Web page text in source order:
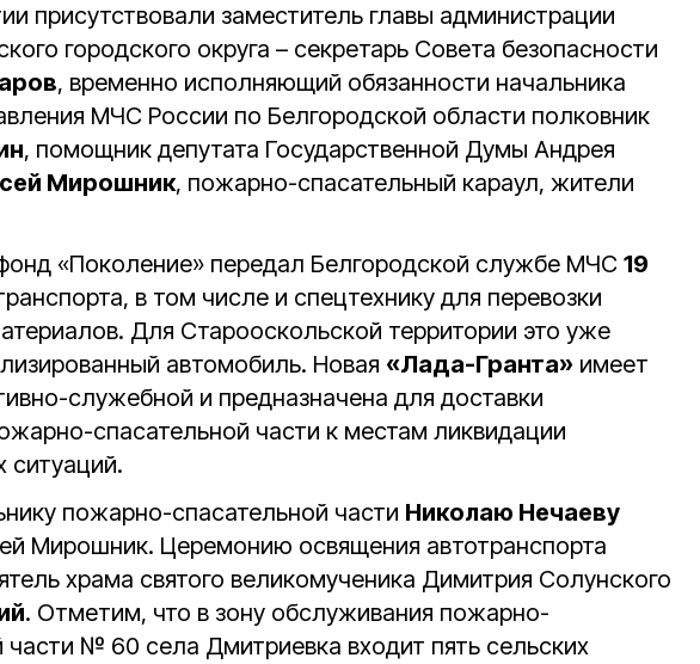
присутствовали заместитель главы администрации
городского округа – секретарь Совета безопасности
, временно исполняющий обязанности начальника
МЧС России по Белгородской области полковник
, помощник депутата Государственной Думы Андрея
Мирошник, пожарно-спасательный караул, жители
«Поколение» передал Белгородской службе МЧС 19
в том числе и спецтехнику для перевозки
Для Старооскольской территории это уже
автомобиль. Новая «Лада-Гранта» имеет
служебной и предназначена для доставки
спасательной части к местам ликвидации
ситуаций.
пожарно-спасательной части Николаю Нечаеву
Мирошник. Церемонию освящения автотранспорта
храма святого великомученика Димитрия Солунского
. Отметим, что в зону обслуживания пожарно-
части № 60 села Дмитриевка входит пять сельских